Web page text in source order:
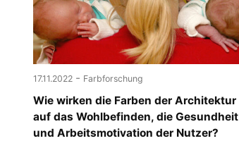
17.11.2022 - Farbforschung
Wie wirken die Farben der Architektur
auf das Wohlbefinden, die Gesundheit
und Arbeitsmotivation der Nutzer?